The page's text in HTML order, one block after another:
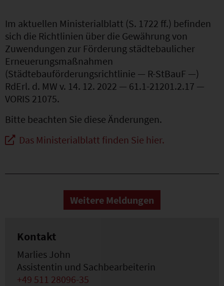
Im aktuellen Ministerialblatt (S. 1722 ff.) befinden
sich die Richtlinien über die Gewährung von
Zuwendungen zur Förderung städtebaulicher
Erneuerungsmaßnahmen
(Städtebauförderungsrichtlinie — R-StBauF —)
RdErl. d. MW v. 14. 12. 2022 — 61.1-21201.2.17 —
VORIS 21075.
Bitte beachten Sie diese Änderungen.
Das Ministerialblatt finden Sie hier.
Weitere Meldungen
Kontakt
Marlies John
Assistentin und Sachbearbeiterin
+49 511 28096-35